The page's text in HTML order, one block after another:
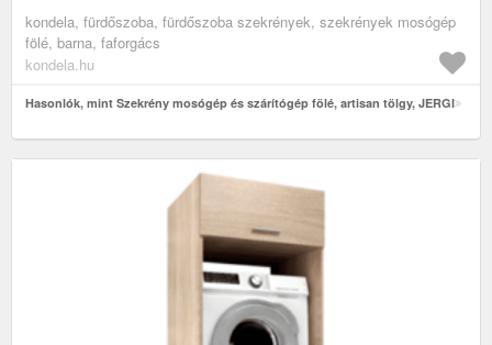
kondela, fürdőszoba, fürdőszoba szekrények, szekrények mosógép
fölé, barna, faforgács
kondela.hu
Hasonlók, mint Szekrény mosógép és szárítógép fölé, artisan tölgy, JERGI